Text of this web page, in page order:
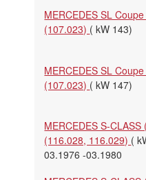
MERCEDES SL
(107.023) ( kW 143)
MERCEDES SL
(107.023) ( kW 147)
MERCEDES S-
(116.028, 116.029) (
03.1976 -03.1980